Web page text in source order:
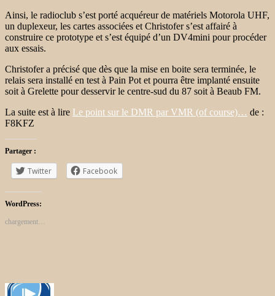
Ainsi, le radioclub s’est porté acquéreur de matériels Motorola UHF,
un duplexeur, les cartes associées et Christofer s’est affairé à
construire ce prototype et s’est équipé d’un DV4mini pour procéder
aux essais.
Christofer a précisé que dès que la mise en boite sera terminée, le
relais sera installé en test à Pain Pot et pourra être implanté ensuite
soit à Grelette pour desservir le centre-sud du 87 soit à Beaub FM.
La suite est à lire Le point sur le DMR par VMR (of course)… de :
F8KFZ
Partager :
Twitter Facebook
WordPress:
chargement…